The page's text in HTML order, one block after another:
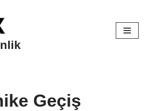
Geçiş